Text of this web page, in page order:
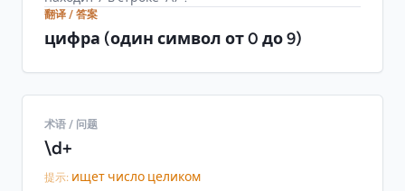
翻译 / 答案
цифра (один символ от 0 до 9)
术语 / 问题
\d+
提示: ищет число целиком